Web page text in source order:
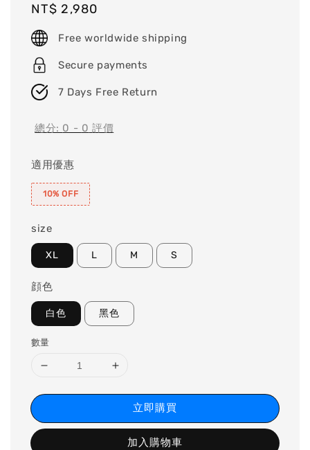
Regular
price
NT$ 2,980
Free worldwide shipping
Secure payments
7 Days Free Return
總分: 0 - 0 評價
適用優惠
10% OFF
size
XL L M S
顔色
白色 黑色
數量
立即購買
加入購物車